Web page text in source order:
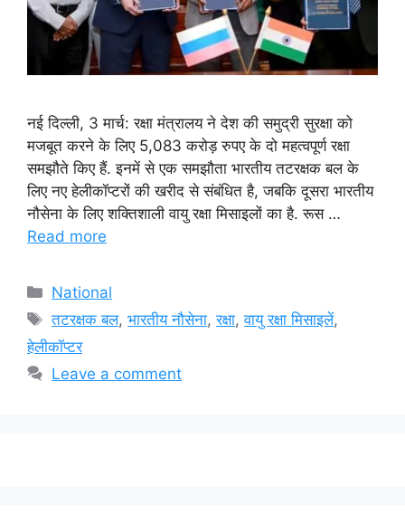
नई दिल्ली, 3 मार्च: रक्षा मंत्रालय ने देश की समुद्री सुरक्षा को
मजबूत करने के लिए 5,083 करोड़ रुपए के दो महत्वपूर्ण रक्षा
समझौते किए हैं. इनमें से एक समझौता भारतीय तटरक्षक बल के
लिए नए हेलीकॉप्टरों की खरीद से संबंधित है, जबकि दूसरा भारतीय
नौसेना के लिए शक्तिशाली वायु रक्षा मिसाइलों का है. रूस …
Read more
Categories
National
Tags
तटरक्षक बल,भारतीय नौसेना,रक्षा,वायु रक्षा मिसाइलें,
हेलीकॉप्टर
Leave a comment